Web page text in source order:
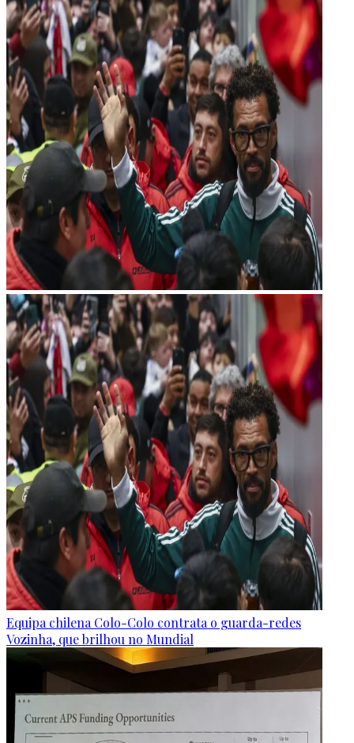
Equipa chilena Colo-Colo contrata o guarda-redes
Vozinha, que brilhou no Mundial